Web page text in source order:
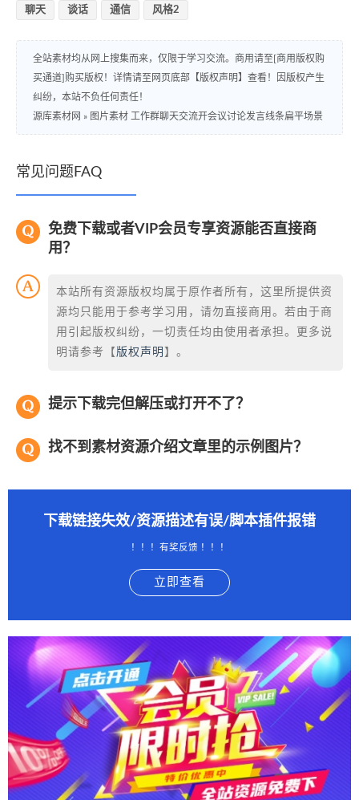
聊天 谈话 通信 风格2
全站素材均从网上搜集而来，仅限于学习交流。商用请至[商用版权购
买通道]购买版权！详情请至网页底部【版权声明】查看！因版权产生
纠纷，本站不负任何责任！
源库素材网 » 图片素材 工作群聊天交流开会议讨论发言线条扁平场景
常见问题FAQ
免费下载或者VIP会员专享资源能否直接商
用？
本站所有资源版权均属于原作者所有，这里所提供资
源均只能用于参考学习用，请勿直接商用。若由于商
用引起版权纠纷，一切责任均由使用者承担。更多说
明请参考【 版权声明 】。
提示下载完但解压或打开不了？
找不到素材资源介绍文章里的示例图片？
下载链接失效/资源描述有误/脚本插件报错
！！！有奖反馈 ！！！
立即查看